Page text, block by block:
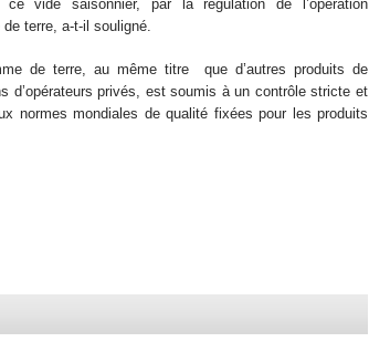
ce vide saisonnier, par la régulation de l’opération
terre, a-t-il souligné.
de terre, au même titre que d’autres produits de
d’opérateurs privés, est soumis à un contrôle stricte et
normes mondiales de qualité fixées pour les produits